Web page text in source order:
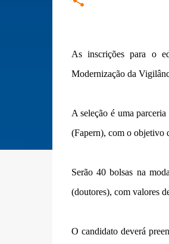
As inscrições para o
Modernização da
A seleção é uma
(Fapern), com o objetivo
Serão 40 bolsas na
(doutores), com valores
O candidato deverá